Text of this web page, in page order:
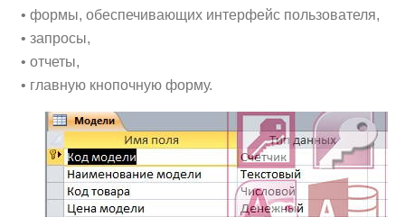
• формы, обеспечивающих интерфейс пользователя,
• запросы,
• отчеты,
• главную кнопочную форму.